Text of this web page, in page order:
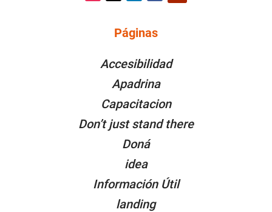
Facebook
Páginas
Accesibilidad
Apadrina
Capacitacion
Don’t just stand there
Doná
idea
Información Útil
landing